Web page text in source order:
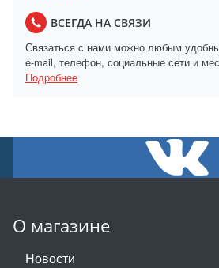
ВСЕГДА НА СВЯЗИ
Связаться с нами можно любым
e-mail, телефон, социальные сети и
Подробнее
О магазине
Новости